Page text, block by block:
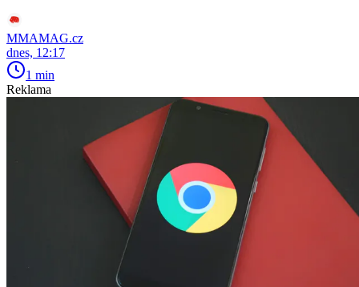
MMAMAG.cz
dnes, 12:17
1 min
Reklama